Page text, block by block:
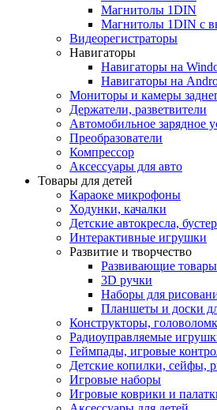
Магнитолы 1DIN
Магнитолы 1DIN с
Видеорегистраторы
Навигаторы
Навигаторы на
Навигаторы на
Мониторы и камеры
Держатели, разветвители
Автомобильное зарядное
Преобразователи
Компрессор
Аксессуары для авто
Товары для детей
Караоке микрофоны
Ходунки, качалки
Детские автокресла,
Интерактивные игрушки
Развитие и творчество
Развивающие товары
3D ручки
Наборы для
Планшеты и доски
Конструкторы,
Радиоуправляемые
Геймпады, игровые
Детские копилки, сейфы,
Игровые наборы
Игровые коврики и